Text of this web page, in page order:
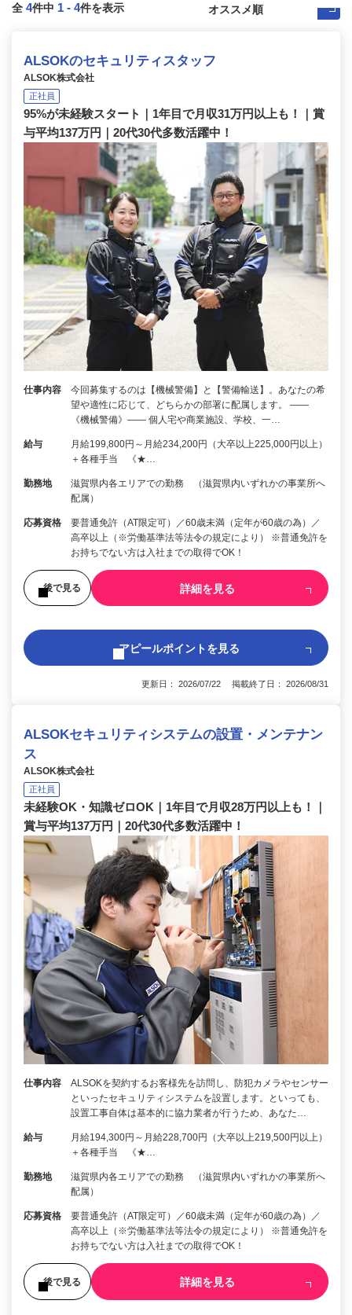
全 4件中 1 - 4件を表示
ALSOKのセキュリティスタッフ
ALSOK株式会社
正社員
95%が未経験スタート｜1年目で月収31万円以上も！｜賞
与平均137万円｜20代30代多数活躍中！
仕事内容
今回募集するのは【機械警備】と【警備輸送】。あなたの希
望や適性に応じて、どちらかの部署に配属します。 ――
《機械警備》―― 個人宅や商業施設、学校、一…
給与
月給199,800円～月給234,200円（大卒以上225,000円以上）
＋各種手当 《★…
勤務地
滋賀県内各エリアでの勤務 （滋賀県内いずれかの事業所へ
配属）
応募資格
要普通免許（AT限定可）／60歳未満（定年が60歳の為）／
高卒以上（※労働基準法等法令の規定により） ※普通免許を
お持ちでない方は入社までの取得でOK！
後で見る 詳細を見る
アピールポイントを見る
更新日： 2026/07/22 掲載終了日： 2026/08/31
ALSOKセキュリティシステムの設置・メンテナン
ス
ALSOK株式会社
正社員
未経験OK・知識ゼロOK｜1年目で月収28万円以上も！｜
賞与平均137万円｜20代30代多数活躍中！
仕事内容
ALSOKを契約するお客様先を訪問し、防犯カメラやセンサー
といったセキュリティシステムを設置します。といっても、
設置工事自体は基本的に協力業者が行うため、あなた…
給与
月給194,300円～月給228,700円（大卒以上219,500円以上）
＋各種手当 《★…
勤務地
滋賀県内各エリアでの勤務 （滋賀県内いずれかの事業所へ
配属）
応募資格
要普通免許（AT限定可）／60歳未満（定年が60歳の為）／
高卒以上（※労働基準法等法令の規定により） ※普通免許を
お持ちでない方は入社までの取得でOK！
後で見る 詳細を見る